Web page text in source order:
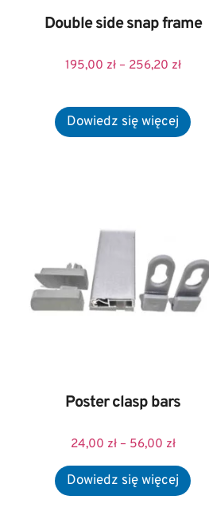
Double side snap frame
195,00 zł – 256,20 zł
Poster clasp bars
24,00 zł – 56,00 zł